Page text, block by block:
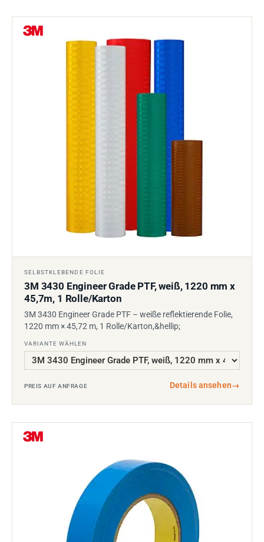
SELBSTKLEBENDE FOLIE
3M 3430 Engineer Grade PTF, weiß, 1220 mm x
45,7m, 1 Rolle/Karton
3M 3430 Engineer Grade PTF – weiße reflektierende Folie,
1220 mm × 45,72 m, 1 Rolle/Karton,&hellip;
VARIANTE WÄHLEN
PREIS AUF ANFRAGE Details ansehen→